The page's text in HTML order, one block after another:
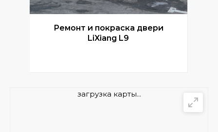
Ремонт и покраска двери
LiXiang L9
загрузка карты...